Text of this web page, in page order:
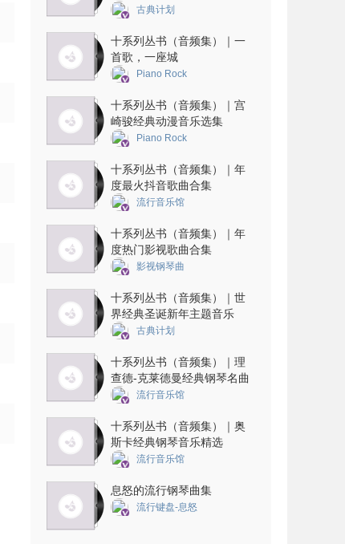
古典计划
十系列丛书（音频集）｜一
首歌，一座城
Piano Rock
十系列丛书（音频集）｜宫
崎骏经典动漫音乐选集
Piano Rock
十系列丛书（音频集）｜年
度最火抖音歌曲合集
流行音乐馆
十系列丛书（音频集）｜年
度热门影视歌曲合集
影视钢琴曲
十系列丛书（音频集）｜世
界经典圣诞新年主题音乐
古典计划
十系列丛书（音频集）｜理
查德-克莱德曼经典钢琴名曲
流行音乐馆
十系列丛书（音频集）｜奥
斯卡经典钢琴音乐精选
流行音乐馆
息怒的流行钢琴曲集
流行键盘-息怒